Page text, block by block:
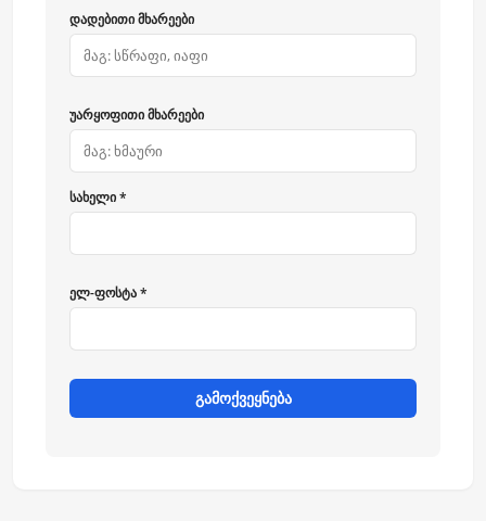
დადებითი მხარეები
უარყოფითი მხარეები
სახელი *
ელ-ფოსტა *
გამოქვეყნება